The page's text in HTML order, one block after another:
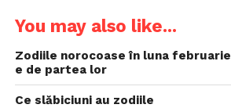
You may also like...
Zodiile norocoase în luna
e de partea lor
Ce slăbiciuni au zodiile